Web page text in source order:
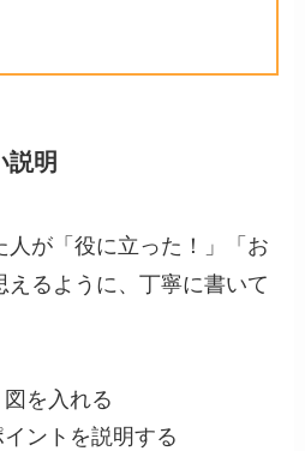
説明
人が「役に立った！」「お
えるように、丁寧に書いて
を入れる
ントを説明する